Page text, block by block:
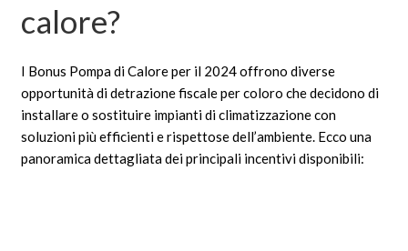
calore?
I Bonus Pompa di Calore per il 2024 offrono diverse
opportunità di detrazione fiscale per coloro che decidono di
installare o sostituire impianti di climatizzazione con
soluzioni più efficienti e rispettose dell’ambiente. Ecco una
panoramica dettagliata dei principali incentivi disponibili: